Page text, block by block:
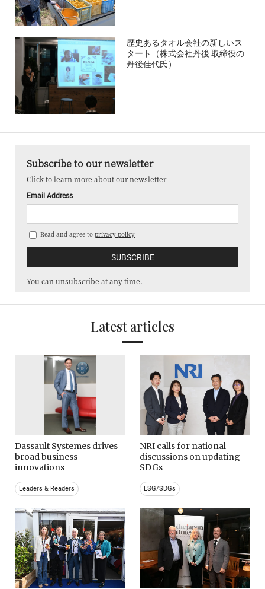
歴史あるタオル会社の新しいス
タート（株式会社丹後 取締役の
丹後佳代氏）
Subscribe to our newsletter
Click to learn more about our newsletter
Email Address
Read and agree to privacy policy
You can unsubscribe at any time.
Latest articles
Dassault Systemes drives
broad business
innovations
Leaders & Readers
NRI calls for national
discussions on updating
SDGs
ESG/SDGs